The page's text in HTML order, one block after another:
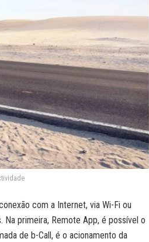
com a Internet, via Wi-Fi ou
primeira, Remote App, é possível o
de b-Call, é o acionamento da